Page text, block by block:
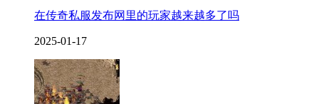
在传奇私服发布网里的玩家越来越多了吗
2025-01-17